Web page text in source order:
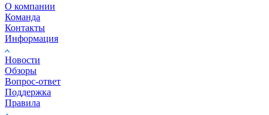
О компании
Команда
Контакты
Информация
Новости
Обзоры
Вопрос-ответ
Поддержка
Правила